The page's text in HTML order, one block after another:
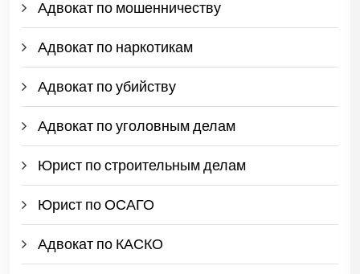
Адвокат по мошенничеству
Адвокат по наркотикам
Адвокат по убийству
Адвокат по уголовным делам
Юрист по строительным делам
Юрист по ОСАГО
Адвокат по КАСКО